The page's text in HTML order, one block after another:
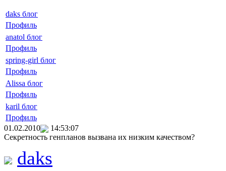
daks блог
Профиль
anatol блог
Профиль
spring-girl блог
Профиль
Alissa блог
Профиль
karil блог
Профиль
01.02.2010
14:53:07
Секретность генпланов вызвана их низким качеством?
daks